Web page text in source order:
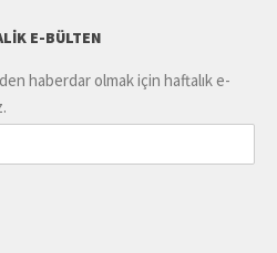
E-BÜLTEN
haberdar olmak için haftalık e-